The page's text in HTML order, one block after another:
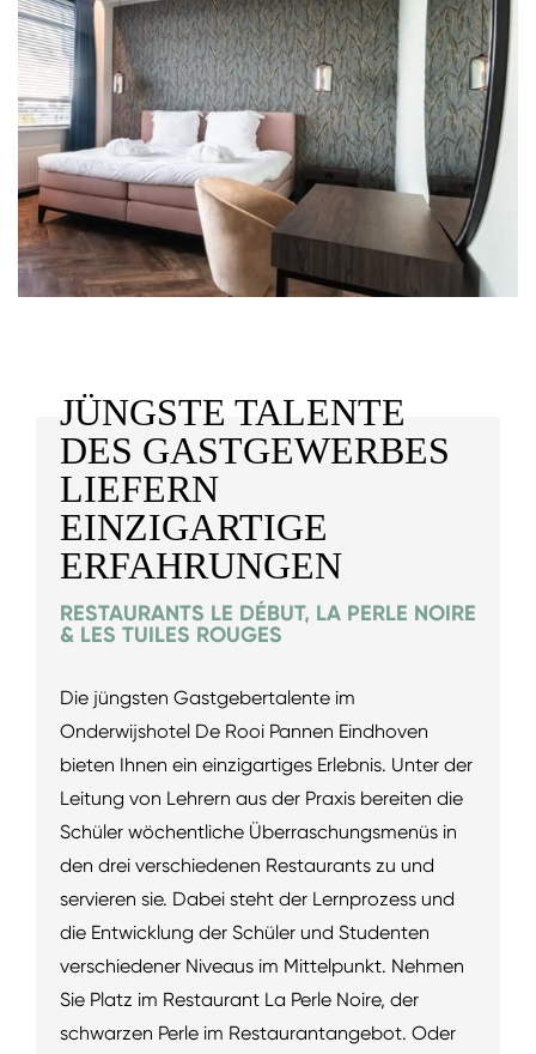
JÜNGSTE TALENTE
DES GASTGEWERBES
LIEFERN
EINZIGARTIGE
ERFAHRUNGEN
RESTAURANTS LE DÉBUT, LA PERLE NOIRE
& LES TUILES ROUGES
Die jüngsten Gastgebertalente im
Onderwijshotel De Rooi Pannen Eindhoven
bieten Ihnen ein einzigartiges Erlebnis. Unter der
Leitung von Lehrern aus der Praxis bereiten die
Schüler wöchentliche Überraschungsmenüs in
den drei verschiedenen Restaurants zu und
servieren sie. Dabei steht der Lernprozess und
die Entwicklung der Schüler und Studenten
verschiedener Niveaus im Mittelpunkt. Nehmen
Sie Platz im Restaurant La Perle Noire, der
schwarzen Perle im Restaurantangebot. Oder